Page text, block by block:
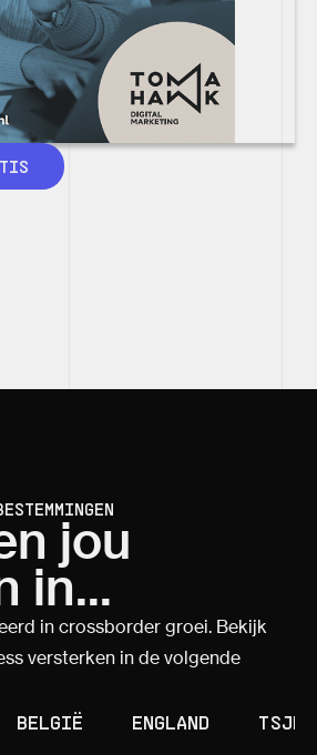
jou
in...
in crossborder groei. Bekijk
versterken in de volgende
BELGIË ENGLAND